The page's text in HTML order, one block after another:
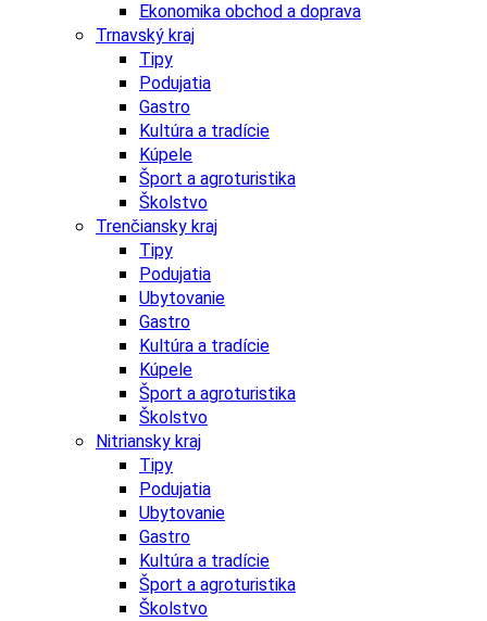
Ekonomika obchod a doprava
Trnavský kraj
Tipy
Podujatia
Gastro
Kultúra a tradície
Kúpele
Šport a agroturistika
Školstvo
Trenčiansky kraj
Tipy
Podujatia
Ubytovanie
Gastro
Kultúra a tradície
Kúpele
Šport a agroturistika
Školstvo
Nitriansky kraj
Tipy
Podujatia
Ubytovanie
Gastro
Kultúra a tradície
Šport a agroturistika
Školstvo